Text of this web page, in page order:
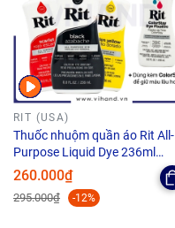
RIT (USA)
Thuốc nhuộm quần áo Rit All-
Purpose Liquid Dye 236ml
(Dạng lỏng)
260.000₫
295.000₫ -12%